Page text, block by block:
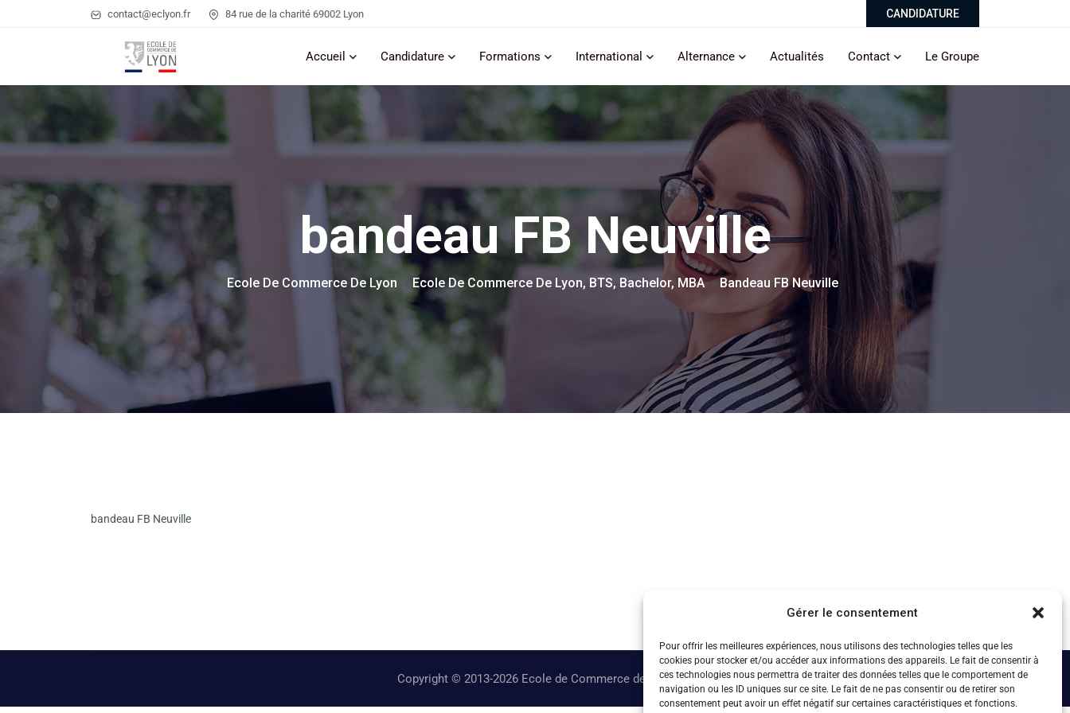
Gérer le consentement
Pour offrir les meilleures expériences, nous utilisons des technologies telles que les
cookies pour stocker et/ou accéder aux informations des appareils. Le fait de consentir à
ces technologies nous permettra de traiter des données telles que le comportement de
navigation ou les ID uniques sur ce site. Le fait de ne pas consentir ou de retirer son
consentement peut avoir un effet négatif sur certaines caractéristiques et fonctions.
contact@eclyon.fr 84 rue de la charité 69002 Lyon CANDIDATURE
Accueil Candidature Formations International Alternance Actualités Contact Le Groupe
bandeau FB Neuville
Ecole De Commerce De Lyon Ecole De Commerce De Lyon, BTS, Bachelor, MBA >Bandeau FB Neuville
bandeau FB Neuville
Copyright © 2013-2026 Ecole de Commerce de Lyon